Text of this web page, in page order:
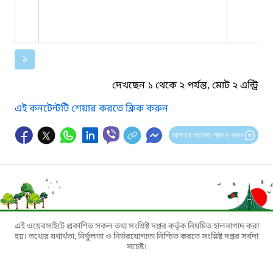
১
দেখছেন ১ থেকে ২ পর্যন্ত, মোট ২ এন্ট্রি
এই কনটেন্টটি শেয়ার করতে ক্লিক করুন
আপনার মতামত প্রদান করুন
এই ওয়েবসাইটে প্রকাশিত সকল তথ্য সংশ্লিষ্ট দপ্তর কর্তৃক নিয়মিত হালনাগাদ করা
হয়। তথ্যের যথার্থতা, নির্ভুলতা ও নির্ভরযোগ্যতা নিশ্চিত করতে সংশ্লিষ্ট দপ্তর সর্বদা
সচেষ্ট।